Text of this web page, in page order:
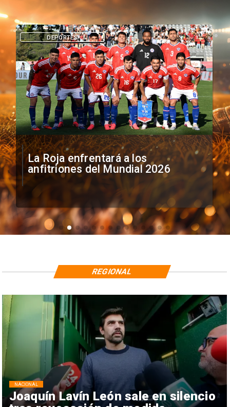
La Roja enfrentará a los
anfitriones del Mundial 2026
DEPORTES
Joaquín Lavín León sale en silencio
NACIONAL
REGIONAL